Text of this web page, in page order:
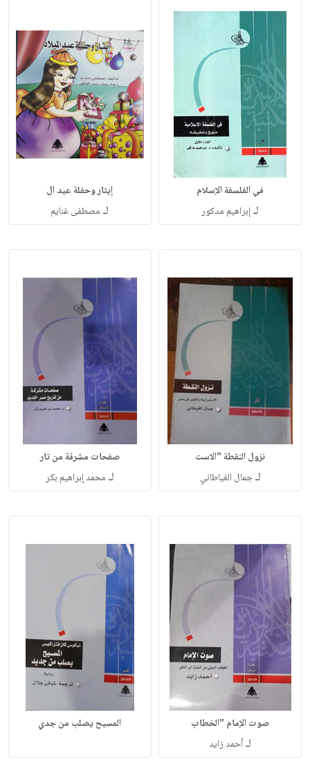
في الفلسفة الإسلام
لـإبراهيم مدكور
إيثار وحفلة عيد ال
لـ مصطفى غنايم
نزول النقطة "الاست
لـجمال الغياطاني
صفحات مشرقة من تار
لـ محمد إبراهيم بكر
صوت الإمام "الخطاب
لـأحمد زايد
المسيح يصلب من جدي